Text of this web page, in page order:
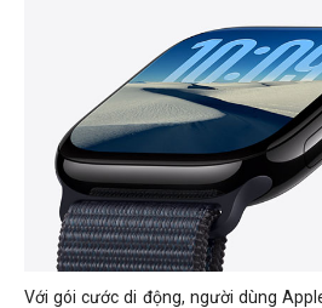
Với gói cước di động, người dùng